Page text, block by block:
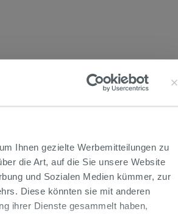
Ihnen gezielte Werbemitteilungen zu
die Art, auf die Sie unsere Website
und Sozialen Medien kümmer, zur
Diese könnten sie mit anderen
ihrer Dienste gesammelt haben,
AUCH...